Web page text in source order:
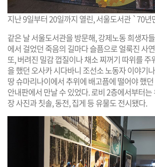
지난 9일부터 20일까지 열린, 서울도서관 `70
같은 날 서울도서관을 방문해, 강제노동 희생자
에서 걸었던 죽음의 길마다 슬픔으로 얼룩진 사
또, 버려진 밀감 껍질이나 채소 찌꺼기 따위를 주
을 했던 오사카 시다바니 조선소 노동자 이야기
땅 슈마리나이에서 추위에 배고픔에 떨어야 했
안내판에서 만날 수 있었다. 로비 2층에서부터는
장 사진과 칫솔, 동전, 집게 등 유물도 전시됐다.